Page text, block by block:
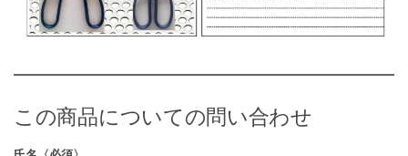
この商品についての問い合わせ